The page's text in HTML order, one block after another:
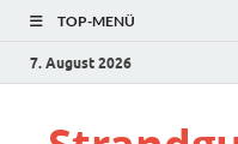
TOP-MENÜ
7. August 2026